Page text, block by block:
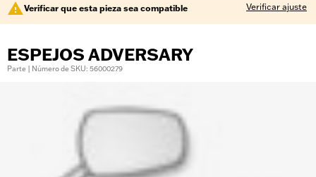
Verificar que esta pieza sea compatible Verificar ajuste
ESPEJOS ADVERSARY
Parte | Número de SKU: 56000279